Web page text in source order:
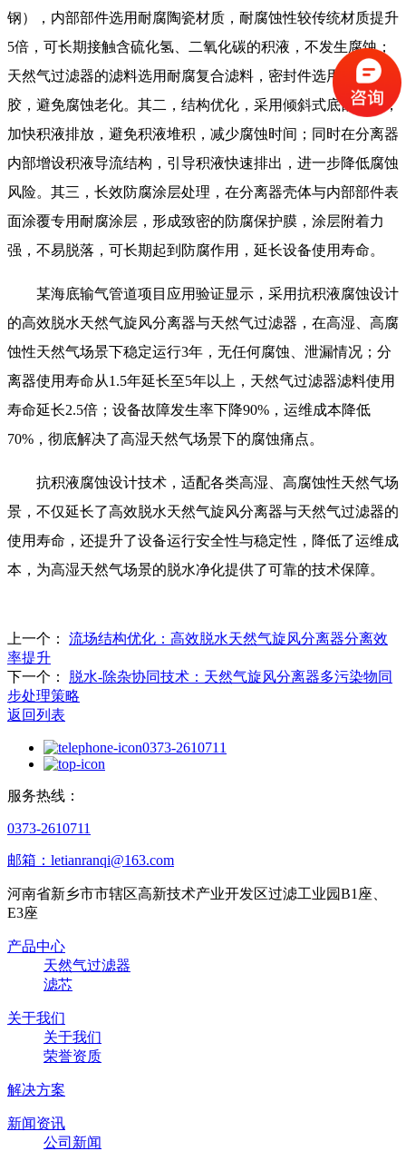
钢），内部部件选用耐腐陶瓷材质，耐腐蚀性较传统材质提升
5倍，可长期接触含硫化氢、二氧化碳的积液，不发生腐蚀；
天然气过滤器的滤料选用耐腐复合滤料，密封件选用耐腐氟橡
胶，避免腐蚀老化。其二，结构优化，采用倾斜式底部设计，
加快积液排放，避免积液堆积，减少腐蚀时间；同时在分离器
内部增设积液导流结构，引导积液快速排出，进一步降低腐蚀
风险。其三，长效防腐涂层处理，在分离器壳体与内部部件表
面涂覆专用耐腐涂层，形成致密的防腐保护膜，涂层附着力
强，不易脱落，可长期起到防腐作用，延长设备使用寿命。
某海底输气管道项目应用验证显示，采用抗积液腐蚀设计
的高效脱水天然气旋风分离器与天然气过滤器，在高湿、高腐
蚀性天然气场景下稳定运行3年，无任何腐蚀、泄漏情况；分
离器使用寿命从1.5年延长至5年以上，天然气过滤器滤料使用
寿命延长2.5倍；设备故障发生率下降90%，运维成本降低
70%，彻底解决了高湿天然气场景下的腐蚀痛点。
抗积液腐蚀设计技术，适配各类高湿、高腐蚀性天然气场
景，不仅延长了高效脱水天然气旋风分离器与天然气过滤器的
使用寿命，还提升了设备运行安全性与稳定性，降低了运维成
本，为高湿天然气场景的脱水净化提供了可靠的技术保障。
上一个：
流场结构优化：高效脱水天然气旋风分离器分离效
率提升
下一个：
脱水-除杂协同技术：天然气旋风分离器多污染物同
步处理策略
返回列表
0373-2610711
服务热线：
0373-2610711
邮箱：letianranqi@163.com
河南省新乡市市辖区高新技术产业开发区过滤工业园B1座、
E3座
产品中心
天然气过滤器
滤芯
关于我们
关于我们
荣誉资质
解决方案
新闻资讯
公司新闻